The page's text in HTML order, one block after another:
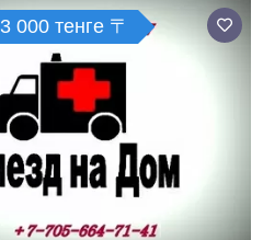
3 000 тенге 〒